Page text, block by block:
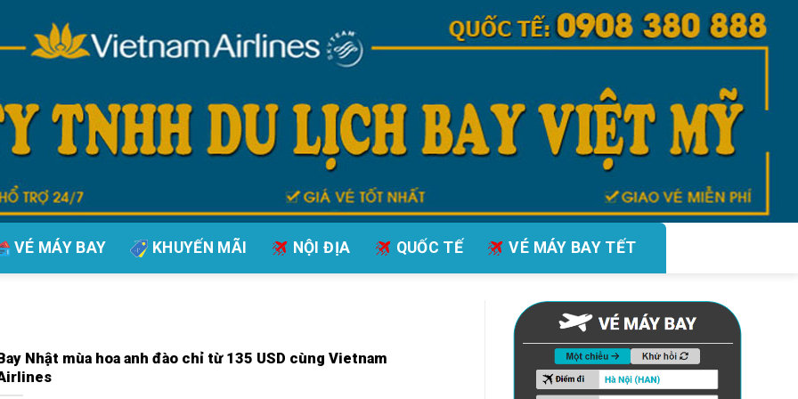
VÉ MÁY BAY KHUYẾN MÃI NỘI ĐỊA QUỐC TẾ VÉ MÁY BAY TẾT
Bay Nhật mùa hoa anh đào chỉ từ 135 USD cùng Vietnam